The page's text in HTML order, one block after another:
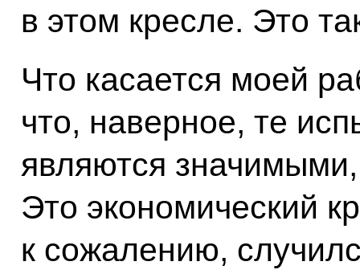
в этом кресле. Это
Что касается моей
что, наверное, те
являются
Это экономический
к сожалению,